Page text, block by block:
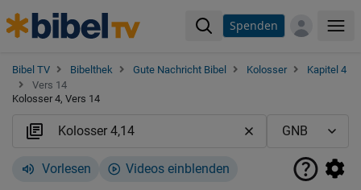
Spenden
Bibel TV Bibelthek Gute Nachricht Bibel Kolosser
Kapitel 4
Vers 14
Kolosser 4, Vers 14
Vorlesen Videos einblenden